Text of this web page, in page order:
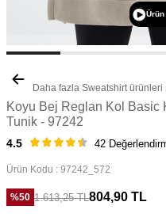
Ürün
Daha fazla Sweatshirtürünleri
Koyu Bej Reglan Kol Basic
Tunik - 97242
4.5 42
Ürün Kodu : 97242_572
%50 1.613,25TL804,90 TL